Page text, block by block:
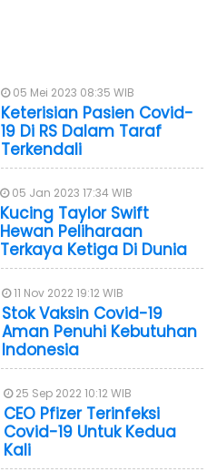
05 Mei 2023 08:35 WIB
Keterisian Pasien Covid-
19 Di RS Dalam Taraf
Terkendali
05 Jan 2023 17:34 WIB
Kucing Taylor Swift
Hewan Peliharaan
Terkaya Ketiga Di Dunia
11 Nov 2022 19:12 WIB
Stok Vaksin Covid-19
Aman Penuhi Kebutuhan
Indonesia
25 Sep 2022 10:12 WIB
CEO Pfizer Terinfeksi
Covid-19 Untuk Kedua
Kali